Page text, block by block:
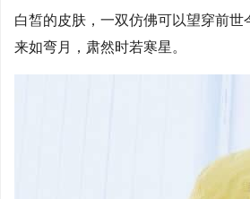
白皙的皮肤，一双仿佛可以望穿前
来如弯月，肃然时若寒星。